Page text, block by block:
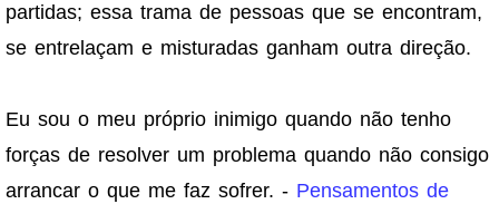
partidas; essa trama de pessoas que se encontram,
se entrelaçam e misturadas ganham outra direção.
Eu sou o meu próprio inimigo quando não tenho
forças de resolver um problema quando não consigo
arrancar o que me faz sofrer. - Pensamentos de